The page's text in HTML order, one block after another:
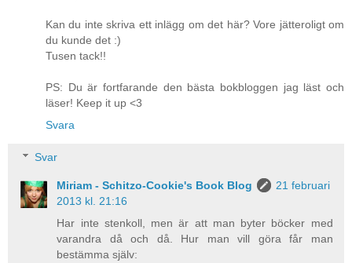
Kan du inte skriva ett inlägg om det här? Vore jätteroligt om
du kunde det :)
Tusen tack!!
PS: Du är fortfarande den bästa bokbloggen jag läst och
läser! Keep it up <3
Svara
Svar
Miriam - Schitzo-Cookie's Book Blog
21 februari
2013 kl. 21:16
Har inte stenkoll, men är att man byter böcker med
varandra då och då. Hur man vill göra får man
bestämma själv: